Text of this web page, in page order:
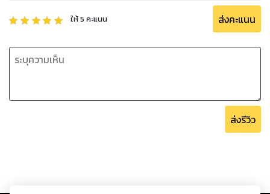
ให้5 คะแนน ส่งคะแนน
ส่งรีวิว